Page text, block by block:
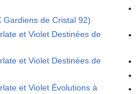
Gardiens de Cristal 92)
et Violet Destinées de
et Violet Destinées de
et Violet Évolutions à